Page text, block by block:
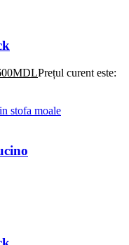
MDLPrețul curent este: